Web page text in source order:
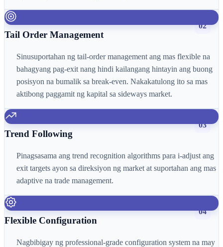
02
Tail Order Management
Sinusuportahan ng tail-order management ang mas flexible na
bahagyang pag-exit nang hindi kailangang hintayin ang buong
posisyon na bumalik sa break-even. Nakakatulong ito sa mas
aktibong paggamit ng kapital sa sideways market.
03
Trend Following
Pinagsasama ang trend recognition algorithms para i-adjust ang
exit targets ayon sa direksiyon ng market at suportahan ang mas
adaptive na trade management.
04
Flexible Configuration
Nagbibigay ng professional-grade configuration system na may